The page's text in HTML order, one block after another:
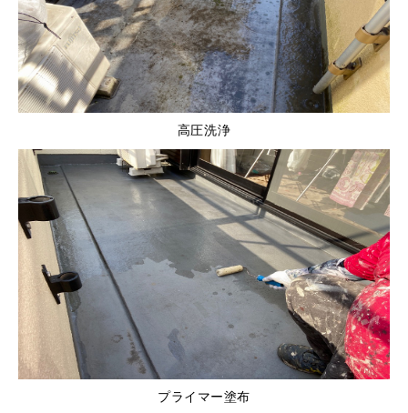
高圧洗浄
プライマー塗布